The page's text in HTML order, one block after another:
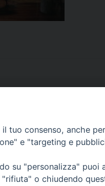
tuo consenso, anche
e "targeting e
su "personalizza" puoi
o chiudendo